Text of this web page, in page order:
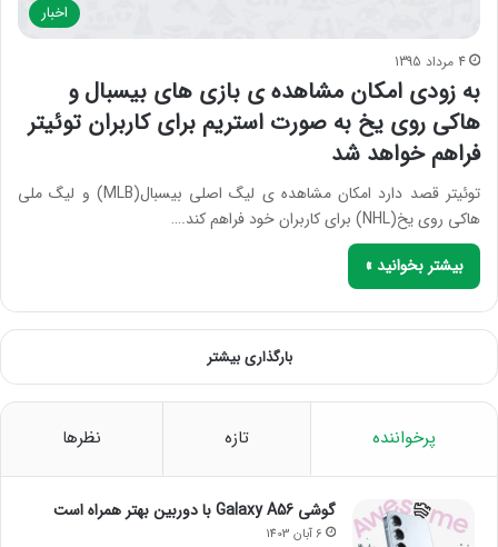
اخبار
4 مرداد 1395
به زودی امکان مشاهده ی بازی های بیسبال و
هاکی روی یخ به صورت استریم برای کاربران توئیتر
فراهم خواهد شد
توئیتر قصد دارد امکان مشاهده ی لیگ اصلی بیسبال(MLB) و لیگ ملی
هاکی روی یخ(NHL) برای کاربران خود فراهم کند.…
بیشتر بخوانید »
بارگذاری بیشتر
پرخواننده تازه نظرها
گوشی Galaxy A56 با دوربین بهتر همراه است
6 آبان 1403